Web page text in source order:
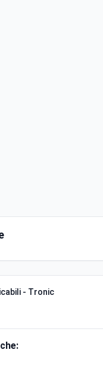
- Tronic